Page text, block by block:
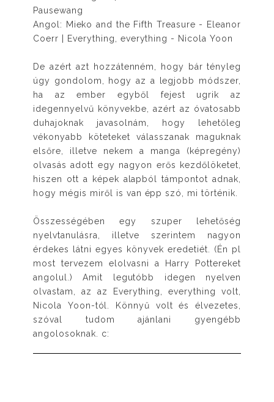
Pausewang
Angol: Mieko and the Fifth Treasure - Eleanor
Coerr | Everything, everything - Nicola Yoon
De azért azt hozzátenném, hogy bár tényleg
úgy gondolom, hogy az a legjobb módszer,
ha az ember egyből fejest ugrik az
idegennyelvű könyvekbe, azért az óvatosabb
duhajoknak javasolnám, hogy lehetőleg
vékonyabb köteteket válasszanak maguknak
elsőre, illetve nekem a manga (képregény)
olvasás adott egy nagyon erős kezdőlöketet,
hiszen ott a képek alapból támpontot adnak,
hogy mégis miről is van épp szó, mi történik.
Összességében egy szuper lehetőség
nyelvtanulásra, illetve szerintem nagyon
érdekes látni egyes könyvek eredetiét. (Én pl
most tervezem elolvasni a Harry Pottereket
angolul.) Amit legutóbb idegen nyelven
olvastam, az az Everything, everything volt,
Nicola Yoon-tól. Könnyű volt és élvezetes,
szóval tudom ajánlani gyengébb
angolosoknak. c: